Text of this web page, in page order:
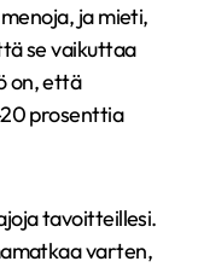
ja mieti,
se vaikuttaa
on, että
prosenttia
tavoitteillesi.
varten,